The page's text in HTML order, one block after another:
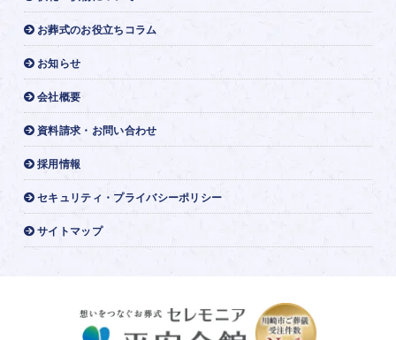
お葬式のお役立ちコラム
お知らせ
会社概要
資料請求・お問い合わせ
採用情報
セキュリティ・プライバシーポリシー
サイトマップ